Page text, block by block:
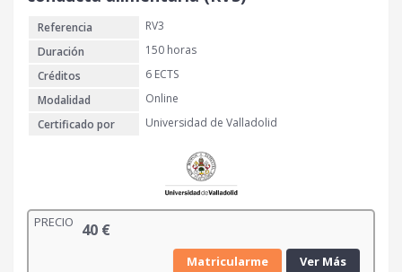
Referencia
RV3
Duración
150 horas
Créditos
6 ECTS
Modalidad
Online
Certificado por
Universidad de Valladolid
PRECIO 40 €
Matricularme Ver Más